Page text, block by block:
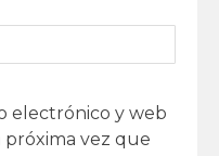
electrónico y web
próxima vez que